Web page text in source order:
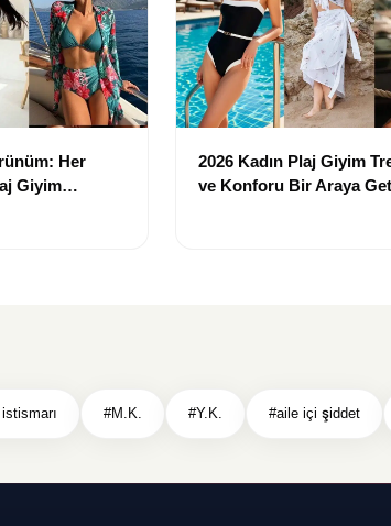
Her
Giyim
2026 Kadın Plaj Giyim
ve Konforu Bir Araya
#M.K. #Y.K. #aile içi şiddet